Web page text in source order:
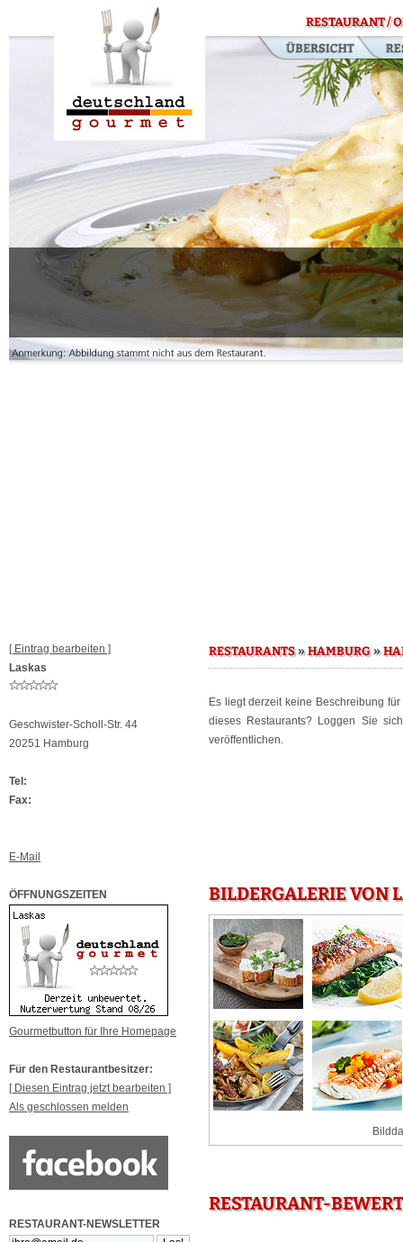
RESTAURANT /
[ Eintrag bearbeiten ]
Laskas
Geschwister-Scholl-Str. 44
20251 Hamburg
Tel:
Fax:
E-Mail
ÖFFNUNGSZEITEN
Gourmetbutton für Ihre Homepage
Für den Restaurantbesitzer:
[ Diesen Eintrag jetzt bearbeiten ]
Als geschlossen melden
RESTAURANT-NEWSLETTER
RESTAURANTS»HAMBURG»
Es liegt derzeit keine Beschreibung
dieses Restaurants? Loggen Sie
veröffentlichen.
BILDERGALERIE VON
RESTAURANT-